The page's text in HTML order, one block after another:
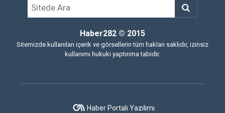
Haber282 © 2015
Sitemizde kullanılan içerik ve görsellerin tüm hakları saklıdır, izinsiz
kullanımı hukuki yaptırıma tabidir.
Haber Portalı Yazılımı